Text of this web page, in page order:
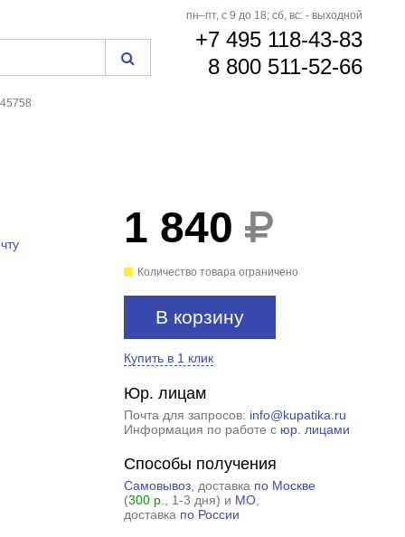
пн–пт, с 9 до 18; сб, вс: - выходной
+7 495 118-43-83
8 800 511-52-66
1 840
Количество товара ограничено
В корзину
Купить в 1 клик
Юр. лицам
Почта для запросов: info@kupatika.ru
Информация по работе с юр. лицами
Способы получения
Самовывоз, доставка по Москве
(300 р. , 1-3 дня) и МО,
доставка по России